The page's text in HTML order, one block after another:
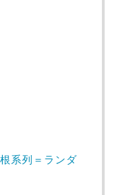
系列＝ランダ